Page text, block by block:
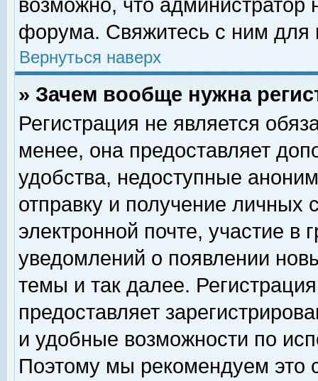
возможно, что
форума. Свяжитесь с ним для
Вернуться наверх
» Зачем вообще нужна
Регистрация не является
менее, она предоставляет
удобства, недоступные
отправку и получение личных
электронной почте, участие в
уведомлений о появлении
темы и так далее.
предоставляет
и удобные возможности по
Поэтому мы рекомендуем это